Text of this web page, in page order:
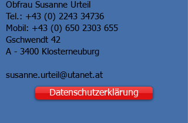
Obfrau Susanne Urteil
Tel.: +43 (0) 2243 34736
Mobil: +43 (0) 650 2303 655
Gschwendt 42
A - 3400 Klosterneuburg
susanne.urteil@utanet.at
Datenschutzerklärung